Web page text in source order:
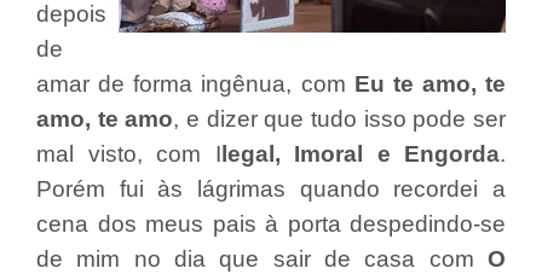
depois
de
amar de forma ingênua, com Eu te amo, te
amo, te amo, e dizer que tudo isso pode ser
mal visto, com I legal, Imoral e Engorda.
Porém fui às lágrimas quando recordei a
cena dos meus pais à porta despedindo-se
de mim no dia que sair de casa com O